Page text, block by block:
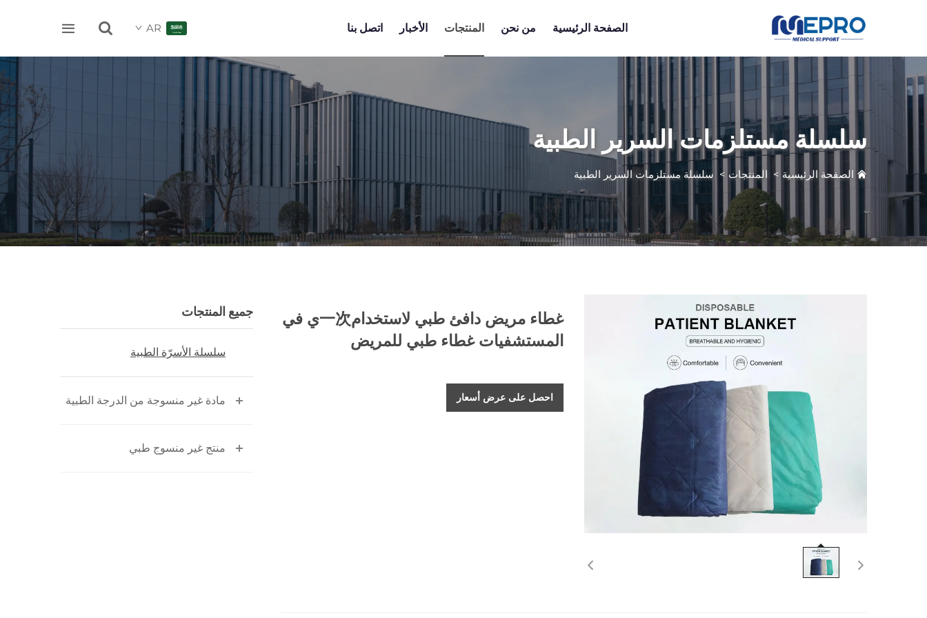
الصفحة الرئيسية من نحن المنتجات الأخبار اتصل بنا AR


سلسلة مستلزمات السرير الطبية
الصفحة الرئيسية > المنتجات > سلسلة مستلزمات السرير الطبية
جميع المنتجات
سلسلة الأسرّة الطبية
مادة غير منسوجة من الدرجة الطبية
منتج غير منسوج طبي
غطاء مريض دافئ طبي لاستخدام一次ي في
المستشفيات غطاء طبي للمريض
احصل على عرض أسعار